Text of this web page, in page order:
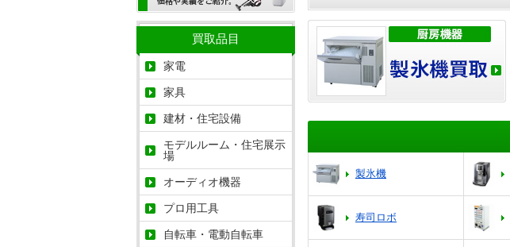
製氷機
寿司ロボ
買取品目
家電
家具
建材・住宅設備
モデルルーム・住宅展示
場
オーディオ機器
プロ用工具
自転車・電動自転車